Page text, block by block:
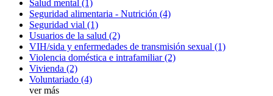
Salud mental (1)
Seguridad alimentaria - Nutrición (4)
Seguridad vial (1)
Usuarios de la salud (2)
VIH/sida y enfermedades de transmisión sexual (1)
Violencia doméstica e intrafamiliar(2)
Vivienda (2)
Voluntariado (4)
ver más